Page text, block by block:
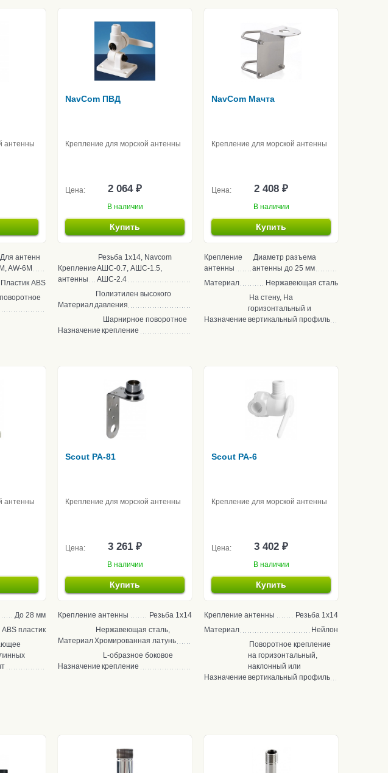
антенны
антенн
AW-6M
Пластик ABS
NavCom ПВД
Крепление для морской антенны
Цена: 2 064 ₽
В наличии
Купить
Крепление
антенны
Резьба 1х14, Navcom
АШС-0.7, АШС-1.5,
АШС-2.4
Материал
Полиэтилен высокого
давления
Назначение
Шарнирное поворотное
крепление
NavCom Мачта
Крепление для морской антенны
Цена: 2 408 ₽
В наличии
Купить
Крепление
антенны
Диаметр разъема
антенны до 25 мм
Материал
Нержавеющая сталь
Назначение
На стену, На
горизонтальный и
вертикальный профиль
антенны
До 28 мм
ABS пластик
Scout PA-81
Крепление для морской антенны
Цена: 3 261 ₽
В наличии
Купить
Крепление антенны Резьба 1x14
Материал
Нержавеющая сталь,
Хромированная латунь
Назначение
L-образное боковое
крепление
Scout PA-6
Крепление для морской антенны
Цена: 3 402 ₽
В наличии
Купить
Крепление антенны
Резьба 1x14
Материал
Нейлон
Назначение
Поворотное крепление
на горизонтальный,
наклонный или
вертикальный профиль